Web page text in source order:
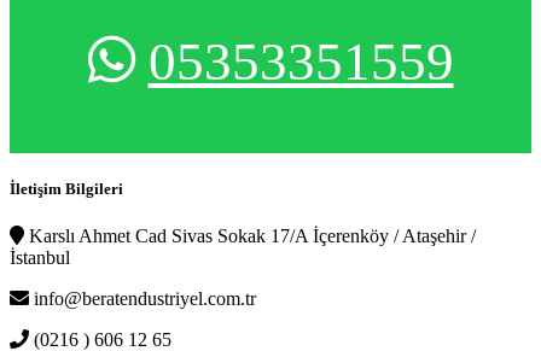
05353351559
İletişim Bilgileri
Karslı Ahmet Cad Sivas Sokak 17/A İçerenköy / Ataşehir /
İstanbul
info@beratendustriyel.com.tr
(0216 ) 606 12 65